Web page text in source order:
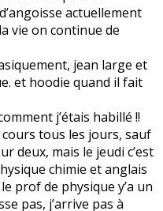
actuellement
vie on continue de
jean large et
et hoodie quand il fait
j’étais habillé !!
tous les jours, sauf
deux, mais le jeudi c’est
chimie et anglais
prof de physique y’a un
pas, j’arrive pas à